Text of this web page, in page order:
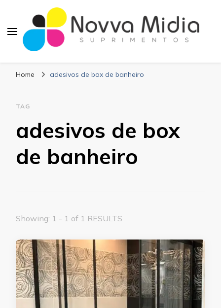
Suprimentos
Home adesivos de box de banheiro
TAG
adesivos de box
de banheiro
Showing: 1 - 1 of 1 RESULTS